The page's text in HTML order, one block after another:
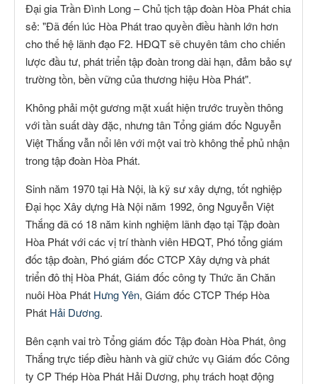
Đại gia Trần Đình Long – Chủ tịch tập đoàn Hòa Phát chia
sẻ: "Đã đến lúc Hòa Phát trao quyền điều hành lớn hơn
cho thế hệ lãnh đạo F2. HĐQT sẽ chuyên tâm cho chiến
lược đầu tư, phát triển tập đoàn trong dài hạn, đảm bảo sự
trường tồn, bền vững của thương hiệu Hòa Phát".
Không phải một gương mặt xuất hiện trước truyền thông
với tần suất dày đặc, nhưng tân Tổng giám đốc Nguyễn
Việt Thắng vẫn nổi lên với một vai trò không thể phủ nhận
trong tập đoàn Hòa Phát.
Sinh năm 1970 tại Hà Nội, là kỹ sư xây dựng, tốt nghiệp
Đại học Xây dựng Hà Nội năm 1992, ông Nguyễn Việt
Thắng đã có 18 năm kinh nghiệm lãnh đạo tại Tập đoàn
Hòa Phát với các vị trí thành viên HĐQT, Phó tổng giám
đốc tập đoàn, Phó giám đốc CTCP Xây dựng và phát
triển đô thị Hòa Phát, Giám đốc công ty Thức ăn Chăn
nuôi Hòa Phát Hưng Yên, Giám đốc CTCP Thép Hòa
Phát Hải Dương.
Bên cạnh vai trò Tổng giám đốc Tập đoàn Hòa Phát, ông
Thắng trực tiếp điều hành và giữ chức vụ Giám đốc Công
ty CP Thép Hòa Phát Hải Dương, phụ trách hoạt động